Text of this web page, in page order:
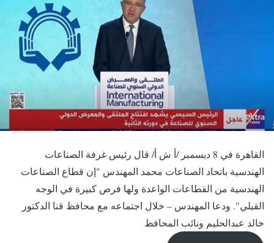
القاهرة في 8 ديسمبر /أ ش أ/ قال رئيس غرفة الصناعات
الهندسية باتحاد الصناعات محمد المهندس "إن قطاع الصناعات
الهندسية من القطاعات الواعدة ولها فرص كبيرة في الوجه
القبلي". ودعا المهندس – خلال اجتماعه مع محافظ قنا الدكتور
خالد عبدالحليم ونائب المحافظ